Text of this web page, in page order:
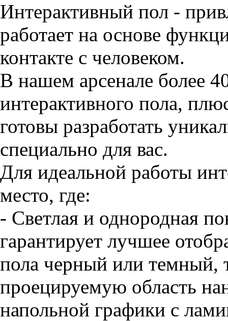
Интерактивный пол -
работает на основе
контакте с человеком.
В нашем арсенале более
интерактивного пола,
готовы разработать
специально для вас.
Для идеальной работы
место, где:
- Светлая и однородная
гарантирует лучшее
пола черный или темный,
проецируемую область
напольной графики с